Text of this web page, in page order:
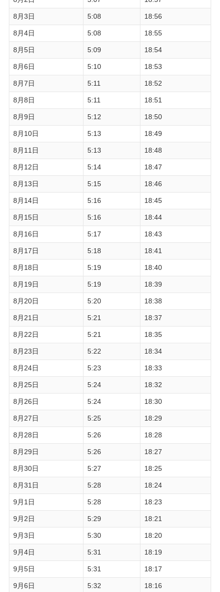
8月3日 5:08 18:56
8月4日 5:08 18:55
8月5日 5:09 18:54
8月6日 5:10 18:53
8月7日 5:11 18:52
8月8日 5:11 18:51
8月9日 5:12 18:50
8月10日 5:13 18:49
8月11日 5:13 18:48
8月12日 5:14 18:47
8月13日 5:15 18:46
8月14日 5:16 18:45
8月15日 5:16 18:44
8月16日 5:17 18:43
8月17日 5:18 18:41
8月18日 5:19 18:40
8月19日 5:19 18:39
8月20日 5:20 18:38
8月21日 5:21 18:37
8月22日 5:21 18:35
8月23日 5:22 18:34
8月24日 5:23 18:33
8月25日 5:24 18:32
8月26日 5:24 18:30
8月27日 5:25 18:29
8月28日 5:26 18:28
8月29日 5:26 18:27
8月30日 5:27 18:25
8月31日 5:28 18:24
9月1日 5:28 18:23
9月2日 5:29 18:21
9月3日 5:30 18:20
9月4日 5:31 18:19
9月5日 5:31 18:17
9月6日 5:32 18:16